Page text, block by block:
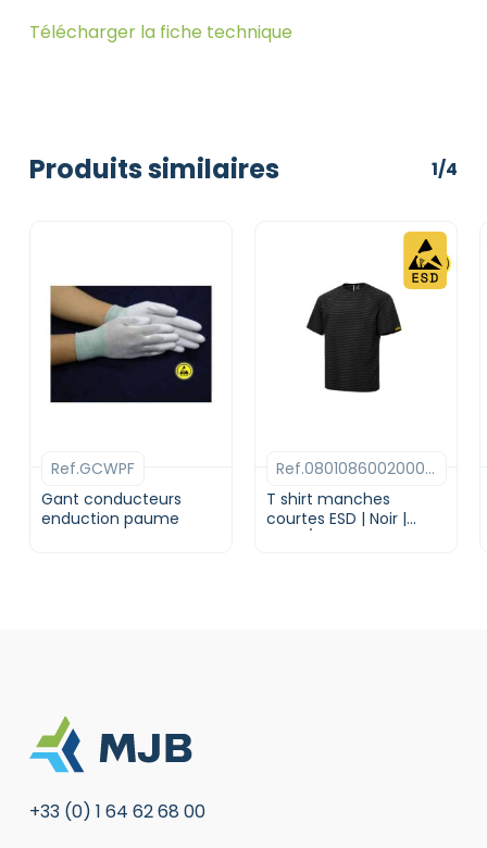
Télécharger la fiche technique
Produits similaires 1/4
Gant conducteurs
enduction paume
Ref.GCWPF
T shirt manches
courtes ESD | Noir |
160gr/m²
Ref.080108600200046
+33 (0) 1 64 62 68 00